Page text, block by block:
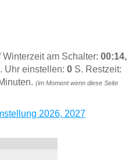
am Schalter: 00:14,
. Uhr einstellen: 0S. Restzeit:
(im Moment wenn diese Seite
2026, 2027